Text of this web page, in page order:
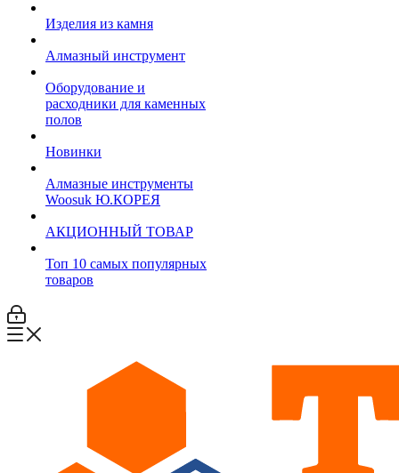
Изделия из камня
Алмазный инструмент
Оборудование и
расходники для каменных
полов
Новинки
Алмазные инструменты
Woosuk Ю.КОРЕЯ
АКЦИОННЫЙ ТОВАР
Топ 10 самых популярных
товаров